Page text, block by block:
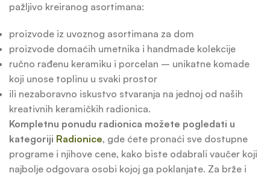
pažljivo kreiranog asortimana:
proizvode iz uvoznog asortimana za dom
proizvode domaćih umetnika i handmade kolekcije
ručno rađenu keramiku i porcelan – unikatne komade
koji unose toplinu u svaki prostor
ili nezaboravno iskustvo stvaranja na jednoj od naših
kreativnih keramičkih radionica.
Kompletnu ponudu radionica možete pogledati u
kategoriji Radionice, gde ćete pronaći sve dostupne
programe i njihove cene, kako biste odabrali vaučer koji
najbolje odgovara osobi kojoj ga poklanjate. Za brže i